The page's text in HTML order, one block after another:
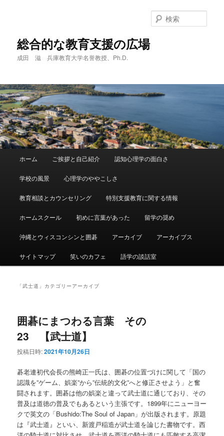
へ
移
動
移
動
総合的な教育支援の広場
成田 滋 兵庫教育大学名誉教授、Ph.D.
索
ホーム ご挨拶と自己紹介 認知心理学の面白さ
学校の風景 心理学のややこしさ
教育相談とカウンセリング 特別支援教育に関する情報
ホームスクール 初めに言葉があった 留学の奨め
沖縄とウィスコンシンと囲碁 アーカイブ アーカイブス
サイトマップ 笑いのカフェ 語学の談話室
「武士道 」カテゴリーアーカイブ
囲碁にまつわる言葉 その
23 【武士道】
投稿日時:2021年10月26日
碁老連初代会長の熊崎正一氏は、囲碁の位置づけに関して「国の
認識を”ゲーム、娯楽”から”伝統的文化”へと修正させよう」と奮
闘されます。囲碁は他の娯楽と違って武士道に通じており、その
普及は道徳の普及でもあるという主張です。1899年にニューヨー
クで英文の「Bushido:The Soul of Japan」が出版されます。原題
は『武士道』といい、新渡戸稲造が武士道を論じた書物です。西